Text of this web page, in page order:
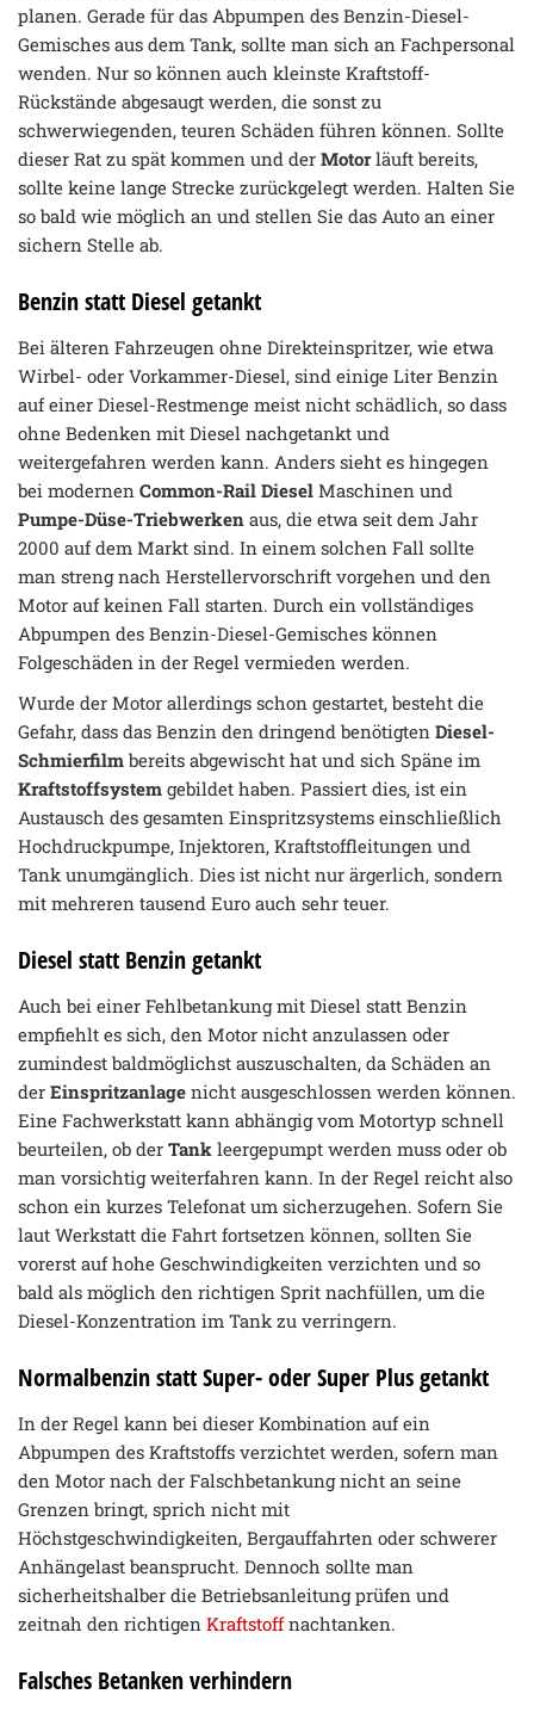
planen. Gerade für das Abpumpen des Benzin-Diesel-
Gemisches aus dem Tank, sollte man sich an Fachpersonal
wenden. Nur so können auch kleinste Kraftstoff-
Rückstände abgesaugt werden, die sonst zu
schwerwiegenden, teuren Schäden führen können. Sollte
dieser Rat zu spät kommen und der Motorläuft bereits,
sollte keine lange Strecke zurückgelegt werden. Halten Sie
so bald wie möglich an und stellen Sie das Auto an einer
sichern Stelle ab.
Benzin statt Diesel getankt
Bei älteren Fahrzeugen ohne Direkteinspritzer, wie etwa
Wirbel- oder Vorkammer-Diesel, sind einige Liter Benzin
auf einer Diesel-Restmenge meist nicht schädlich, so dass
ohne Bedenken mit Diesel nachgetankt und
weitergefahren werden kann. Anders sieht es hingegen
bei modernen Common-Rail Diesel Maschinen und
Pumpe-Düse-Triebwerken aus, die etwa seit dem Jahr
2000 auf dem Markt sind. In einem solchen Fall sollte
man streng nach Herstellervorschrift vorgehen und den
Motor auf keinen Fall starten. Durch ein vollständiges
Abpumpen des Benzin-Diesel-Gemisches können
Folgeschäden in der Regel vermieden werden.
Wurde der Motor allerdings schon gestartet, besteht die
Gefahr, dass das Benzin den dringend benötigten Diesel-
Schmierfilm bereits abgewischt hat und sich Späne im
Kraftstoffsystem gebildet haben. Passiert dies, ist ein
Austausch des gesamten Einspritzsystems einschließlich
Hochdruckpumpe, Injektoren, Kraftstoffleitungen und
Tank unumgänglich. Dies ist nicht nur ärgerlich, sondern
mit mehreren tausend Euro auch sehr teuer.
Diesel statt Benzin getankt
Auch bei einer Fehlbetankung mit Diesel statt Benzin
empfiehlt es sich, den Motor nicht anzulassen oder
zumindest baldmöglichst auszuschalten, da Schäden an
der Einspritzanlage nicht ausgeschlossen werden können.
Eine Fachwerkstatt kann abhängig vom Motortyp schnell
beurteilen, ob der Tank leergepumpt werden muss oder ob
man vorsichtig weiterfahren kann. In der Regel reicht also
schon ein kurzes Telefonat um sicherzugehen. Sofern Sie
laut Werkstatt die Fahrt fortsetzen können, sollten Sie
vorerst auf hohe Geschwindigkeiten verzichten und so
bald als möglich den richtigen Sprit nachfüllen, um die
Diesel-Konzentration im Tank zu verringern.
Normalbenzin statt Super- oder Super Plus getankt
In der Regel kann bei dieser Kombination auf ein
Abpumpen des Kraftstoffs verzichtet werden, sofern man
den Motor nach der Falschbetankung nicht an seine
Grenzen bringt, sprich nicht mit
Höchstgeschwindigkeiten, Bergauffahrten oder schwerer
Anhängelast beansprucht. Dennoch sollte man
sicherheitshalber die Betriebsanleitung prüfen und
zeitnah den richtigen Kraftstoffnachtanken.
Falsches Betanken verhindern